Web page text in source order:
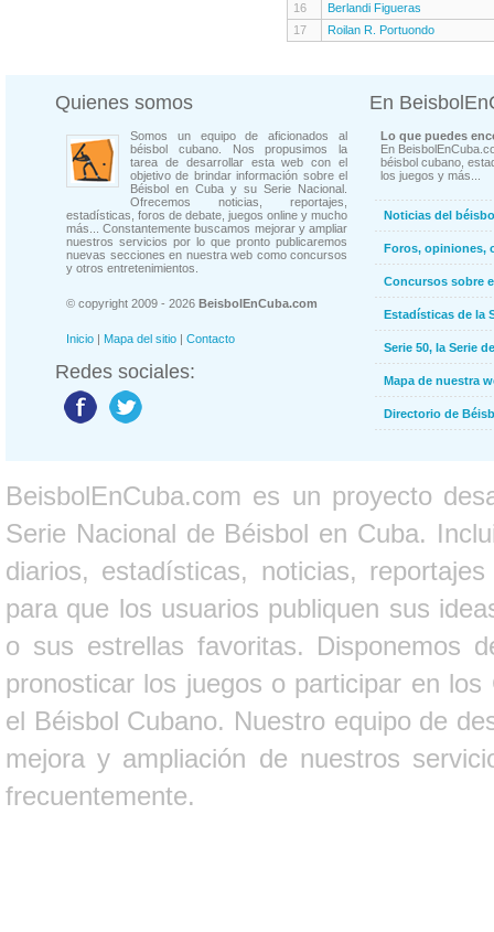
16
Berlandi Figueras
17
Roilan R. Portuondo
Quienes somos
Somos un equipo de aficionados al
béisbol cubano. Nos propusimos la
tarea de desarrollar esta web con el
objetivo de brindar información sobre el
Béisbol en Cuba y su Serie Nacional.
Ofrecemos noticias, reportajes,
estadísticas, foros de debate, juegos online y mucho
más... Constantemente buscamos mejorar y ampliar
nuestros servicios por lo que pronto publicaremos
nuevas secciones en nuestra web como concursos
y otros entretenimientos.
© copyright 2009 - 2026 BeisbolEnCuba.com
Inicio | Mapa del sitio | Contacto
Redes sociales:
En
Lo que puedes
En
béisbol cubano,
los juegos y más...
Noticias del
Foros, opiniones,
Concursos sobre
Estadísticas de la
Serie 50, la Serie
Mapa de nuestra
Directorio de
BeisbolEnCuba.com es un proyecto
Serie Nacional de Béisbol en Cuba.
diarios, estadísticas, noticias,
para que los usuarios publiquen sus
o sus estrellas favoritas. Disponemos
pronosticar los juegos o participar en
el Béisbol Cubano. Nuestro equipo de
mejora y ampliación de nuestros
frecuentemente.